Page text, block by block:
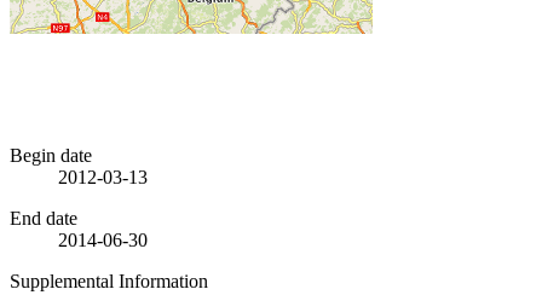
Begin date
2012-03-13
End date
2014-06-30
Supplemental Information